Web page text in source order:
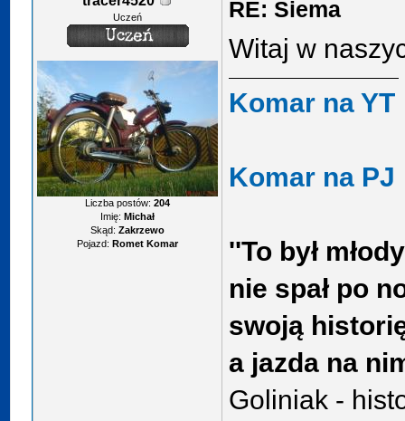
Uczeń
Liczba postów:204
Imię: Michał
Skąd: Zakrzewo
Pojazd: Romet Komar
RE: Siema
Witaj w
Komar na YT
Komar na PJ
''To był
nie spał po
swoją
a jazda na
Goliniak -